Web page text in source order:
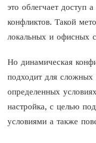
это облегчает доступ
конфликтов. Такой
локальных и офисных
Но динамическая
подходит для сложных
определенных
настройка, с целью
условиями а также